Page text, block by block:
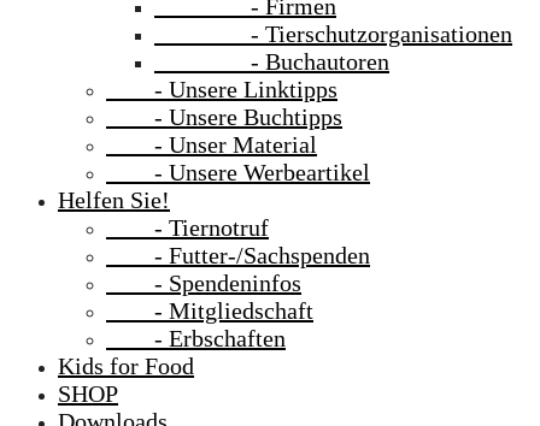
- Firmen
- Tierschutzorganisationen
- Buchautoren
- Unsere Linktipps
- Unsere Buchtipps
- Unser Material
- Unsere Werbeartikel
Helfen Sie!
- Tiernotruf
- Futter-/Sachspenden
- Spendeninfos
- Mitgliedschaft
- Erbschaften
Kids for Food
SHOP